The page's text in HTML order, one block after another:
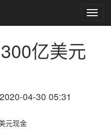
亿美元
04-30 05:31
元现金